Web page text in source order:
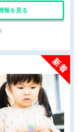
報を見る